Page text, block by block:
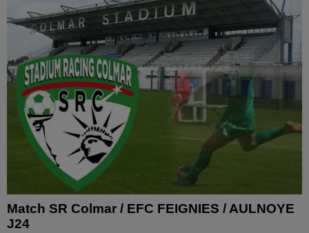
Match SR Colmar / EFC FEIGNIES / AULNOYE
J24